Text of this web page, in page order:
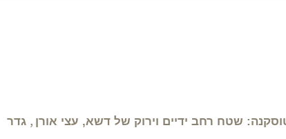
שטח רחב ידיים וירוק של דשא, עצי אורן , גדר